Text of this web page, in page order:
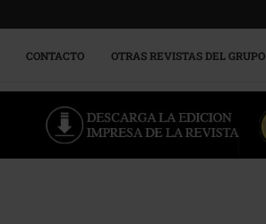
CONTACTO OTRAS REVISTAS DEL GRUPO